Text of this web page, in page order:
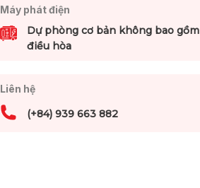
Máy phát điện
Dự phòng cơ bản không bao gồm
điều hòa
Liên hệ
(+84) 939 663 882